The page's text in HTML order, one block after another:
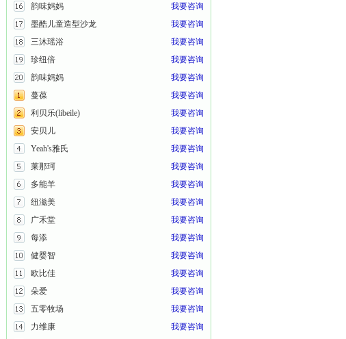
我要咨询
韵味妈妈
我要咨询
墨酷儿童造型沙龙
我要咨询
三沐瑶浴
我要咨询
珍纽倍
我要咨询
韵味妈妈
我要咨询
蔓葆
我要咨询
利贝乐(libeile)
我要咨询
安贝儿
我要咨询
Yeah's雅氏
我要咨询
莱那珂
我要咨询
多能羊
我要咨询
纽滋美
我要咨询
广禾堂
我要咨询
每添
我要咨询
健婴智
我要咨询
欧比佳
我要咨询
朵爱
我要咨询
五零牧场
我要咨询
力维康